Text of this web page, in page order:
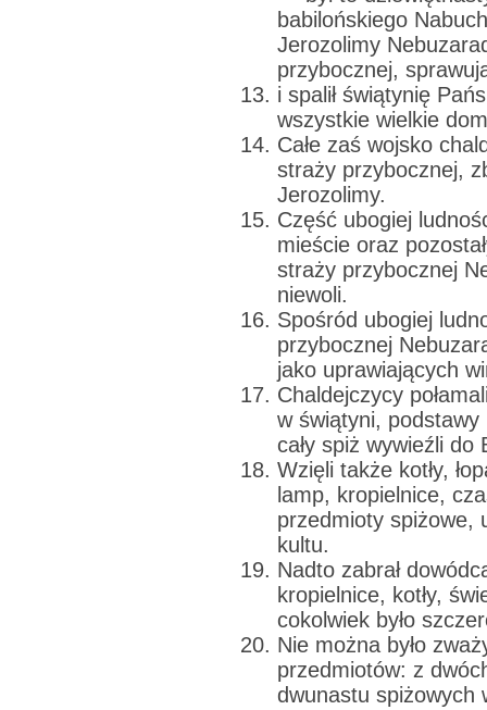
babilońskiego
Jerozolimy
przybocznej,
i spalił świątynię
wszystkie wielkie
Całe zaś wojsko
straży przybocznej,
Jerozolimy.
Część ubogiej
mieście oraz
straży przybocznej
niewoli.
Spośród ubogiej
przybocznej
jako uprawiających
Chaldejczycy
w świątyni,
cały spiż wywieźli do
Wzięli także kotły,
lamp, kropielnice,
przedmioty spiżowe,
kultu.
Nadto zabrał
kropielnice, kotły,
cokolwiek było
Nie można było
przedmiotów: z
dwunastu spiżowych